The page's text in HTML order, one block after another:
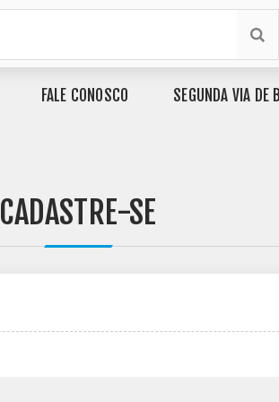
FALE CONOSCO SEGUNDA VIA DE
CADASTRE-SE